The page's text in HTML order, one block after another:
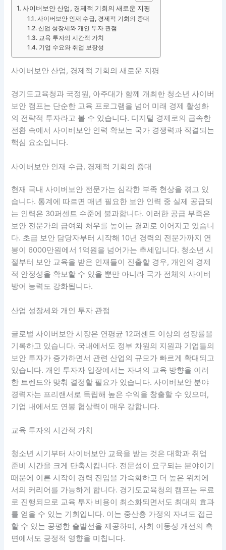
사이버보안 산업, 경제적 기회의 새로운 지평
사이버보안 인재 수급, 경제적 기회의 증대
산업 성장세와 개인 투자 관점
교육 투자의 시간적 가치
기업 수요와 취업 보장성
사이버보안 산업, 경제적 기회의 새로운 지평
경기도교육청과 국정원, 아주대가 함께 개최한 청소년 사이버
보안 캠프는 단순한 교육 프로그램을 넘어 미래 경제 활성화
의 전략적 투자라고 볼 수 있습니다. 디지털 경제로의 급속한
전환 속에서 사이버보안 인력 확보는 국가 경쟁력과 직결되는
핵심 요소입니다.
사이버보안 인재 수급, 경제적 기회의 증대
현재 국내 사이버보안 전문가는 심각한 부족 현상을 겪고 있
습니다. 통계에 따르면 매년 필요한 보안 인력 중 실제 공급되
는 인력은 30퍼센트 수준에 불과합니다. 이러한 공급 부족은
보안 전문가의 급여와 처우를 높이는 결과로 이어지고 있습니
다. 초급 보안 담당자부터 시작해 10년 경력의 전문가까지 연
봉이 6000만원에서 1억원을 넘어가는 추세입니다. 청소년 시
절부터 보안 교육을 받은 인재들이 진출할 경우, 개인의 경제
적 안정성을 확보할 수 있을 뿐만 아니라 국가 전체의 사이버
방어 능력도 강화됩니다.
산업 성장세와 개인 투자 관점
글로벌 사이버보안 시장은 연평균 12퍼센트 이상의 성장률을
기록하고 있습니다. 국내에서도 정부 차원의 지원과 기업들의
보안 투자가 증가하면서 관련 산업의 규모가 빠르게 확대되고
있습니다. 개인 투자자 입장에서는 자녀의 교육 방향을 이러
한 트렌드와 맞춰 결정할 필요가 있습니다. 사이버보안 분야
경력자는 프리랜서로 독립해 높은 수익을 창출할 수 있으며,
기업 내에서도 연봉 협상력이 매우 강합니다.
교육 투자의 시간적 가치
청소년 시기부터 사이버보안 교육을 받는 것은 대학과 취업
준비 시간을 크게 단축시킵니다. 전문성이 요구되는 분야이기
때문에 이른 시작이 경력 진입을 가속화하고 더 높은 위치에
서의 커리어를 가능하게 합니다. 경기도교육청의 캠프는 무료
로 진행되므로 교육 투자 비용이 최소화되면서도 최대의 효과
를 얻을 수 있는 기회입니다. 이는 중산층 가정의 자녀도 접근
할 수 있는 공평한 출발선을 제공하며, 사회 이동성 개선의 측
면에서도 긍정적 영향을 미칩니다.